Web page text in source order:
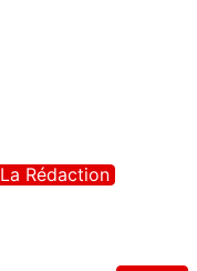
La Rédaction